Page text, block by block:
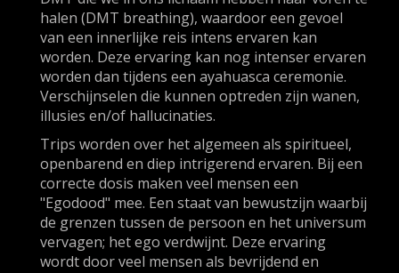
halen (DMT breathing), waardoor een gevoel
van een innerlijke reis intens ervaren kan
worden. Deze ervaring kan nog intenser ervaren
worden dan tijdens een ayahuasca ceremonie.
Verschijnselen die kunnen optreden zijn wanen,
illusies en/of hallucinaties.
Trips worden over het algemeen als spiritueel,
openbarend en diep intrigerend ervaren. Bij een
correcte dosis maken veel mensen een
"Egodood" mee. Een staat van bewustzijn waarbij
de grenzen tussen de persoon en het universum
vervagen; het ego verdwijnt. Deze ervaring
wordt door veel mensen als bevrijdend en